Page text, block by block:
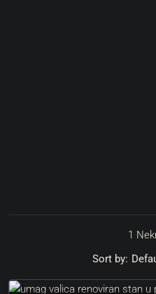
1
Sort by: